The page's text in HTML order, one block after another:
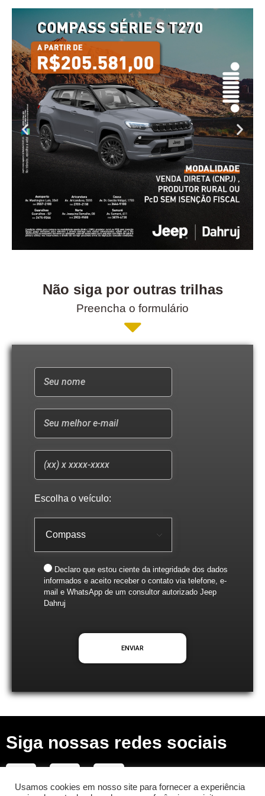
Não siga por outras trilhas
Preencha o formulário
Escolha o veículo:
Declaro que estou ciente da integridade dos dados
informados e aceito receber o contato via telefone, e-
mail e WhatsApp de um consultor autorizado Jeep
Dahruj
Siga nossas redes sociais
Usamos cookies em nosso site para fornecer a experiência